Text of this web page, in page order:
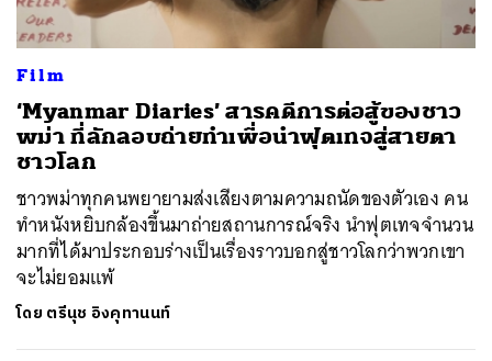
Film
‘Myanmar Diaries’ สารคดีการต่อสู้ของชาว
พม่า ที่ลักลอบถ่ายทำเพื่อนำฟุตเทจสู่สายตา
ชาวโลก
ชาวพม่าทุกคนพยายามส่งเสียงตามความถนัดของตัวเอง คน
ทำหนังหยิบกล้องขึ้นมาถ่ายสถานการณ์จริง นำฟุตเทจจำนวน
มากที่ได้มาประกอบร่างเป็นเรื่องราวบอกสู่ชาวโลกว่าพวกเขา
จะไม่ยอมแพ้
โดย ตรีนุช อิงคุทานนท์